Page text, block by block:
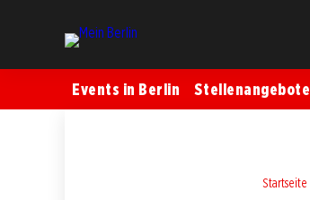
Events in Berlin Stellenangebote
Startseite